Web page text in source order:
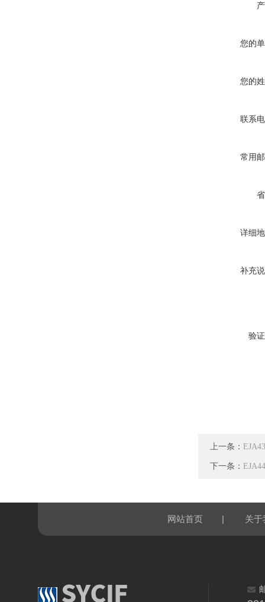
您的
您的
联系
常用
详细
补充
验
上一条：
下一条：
网站首页 | 关于